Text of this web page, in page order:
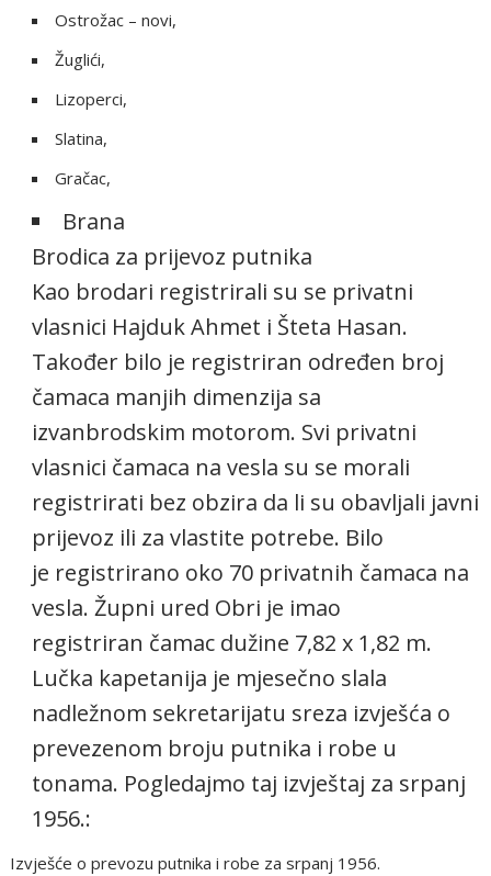
Ostrožac – novi,
Žuglići,
Lizoperci,
Slatina,
Gračac,
Brana
Brodica za prijevoz putnika
Kao brodari registrirali su se privatni
vlasnici Hajduk Ahmet i Šteta Hasan.
Također bilo je registriran određen broj
čamaca manjih dimenzija sa
izvanbrodskim motorom. Svi privatni
vlasnici čamaca na vesla su se morali
registrirati bez obzira da li su obavljali javni
prijevoz ili za vlastite potrebe. Bilo
je registrirano oko 70 privatnih čamaca na
vesla. Župni ured Obri je imao
registriran čamac dužine 7,82 x 1,82 m.
Lučka kapetanija je mjesečno slala
nadležnom sekretarijatu sreza izvješća o
prevezenom broju putnika i robe u
tonama. Pogledajmo taj izvještaj za srpanj
1956.:
Izvješće o prevozu putnika i robe za srpanj 1956.